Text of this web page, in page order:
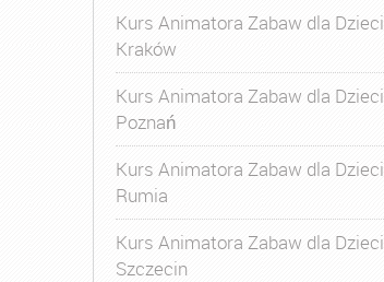
Kurs Animatora Zabaw dla Dzieci
Kraków
Kurs Animatora Zabaw dla Dzieci
Poznań
Kurs Animatora Zabaw dla Dzieci
Rumia
Kurs Animatora Zabaw dla Dzieci
Szczecin